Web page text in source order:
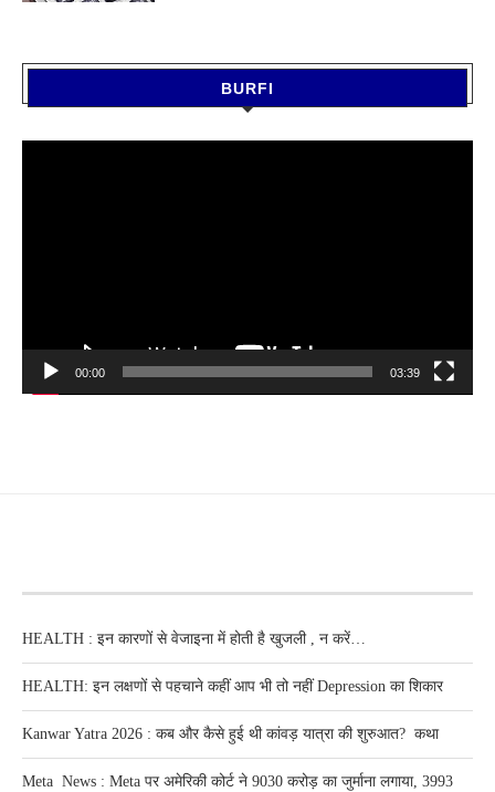
BURFI
00:00 03:39
HEALTH : इन कारणों से वेजाइना में होती है खुजली , न करें…
HEALTH: इन लक्षणों से पहचाने कहीं आप भी तो नहीं Depression का शिकार
Kanwar Yatra 2026 : कब और कैसे हुई थी कांवड़ यात्रा की शुरुआत? कथा
Meta News : Meta पर अमेरिकी कोर्ट ने 9030 करोड़ का जुर्माना लगाया, 3993